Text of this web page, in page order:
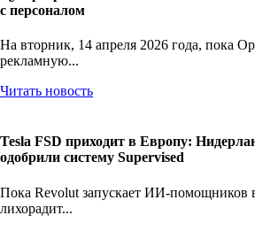
с персоналом
На вторник, 14 апреля 2026 года, пока
рекламную...
Читать новость
Tesla FSD приходит в Европу:
одобрили систему Supervised
Пока Revolut запускает ИИ-помощников
лихорадит...